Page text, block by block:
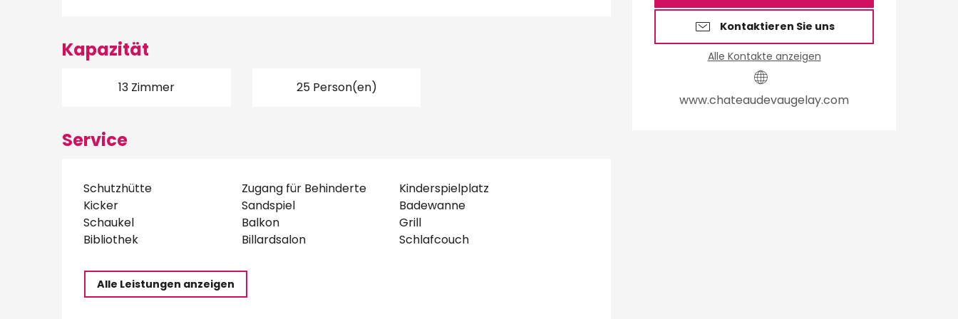
Kontaktieren Sie uns
Alle Kontakte anzeigen
www.chateaudevaugelay.com
Kapazität
13 Zimmer 25 Person(en)
Service
Schutzhütte Zugang für Behinderte
Kinderspielplatz
Kicker
Sandspiel
Badewanne
Schaukel
Balkon
Grill
Bibliothek
Billardsalon Schlafcouch
Alle Leistungen anzeigen